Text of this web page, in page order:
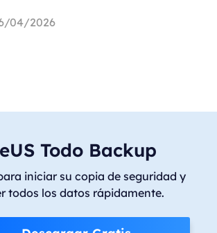
04/2026
Todo Backup
iniciar su copia de seguridad y
todos los datos rápidamente.